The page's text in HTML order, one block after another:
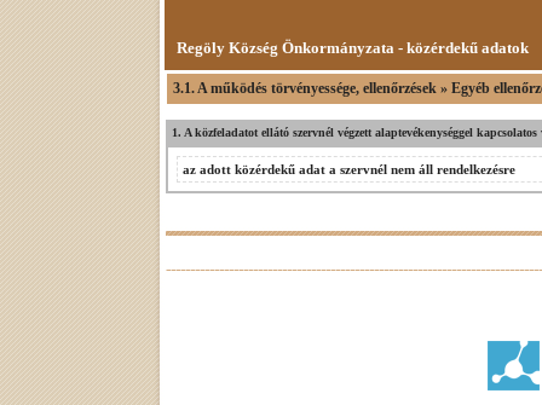
Regöly Község Önkormányzata - közérdekű adatok
3.1. A működés törvényessége, ellenőrzések » Egyéb
1. A közfeladatot ellátó szervnél végzett alaptevékenységgel
az adott közérdekű adat a szervnél nem áll rendelkezésre